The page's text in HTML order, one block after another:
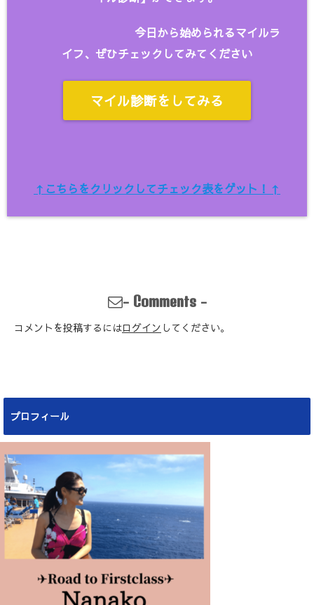
今日から始められるマイルラ
イフ、ぜひチェックしてみてください
マイル診断をしてみる
↑こちらをクリックしてチェック表をゲット！↑
- Comments-
コメントを投稿するにはログイン してください。
プロフィール